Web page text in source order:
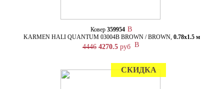
Ковер 359954
KARMEN HALI QUANTUM 03004B BROWN / BROWN, 0.78х1.5 м
4446 4270.5 руб
СКИДКА